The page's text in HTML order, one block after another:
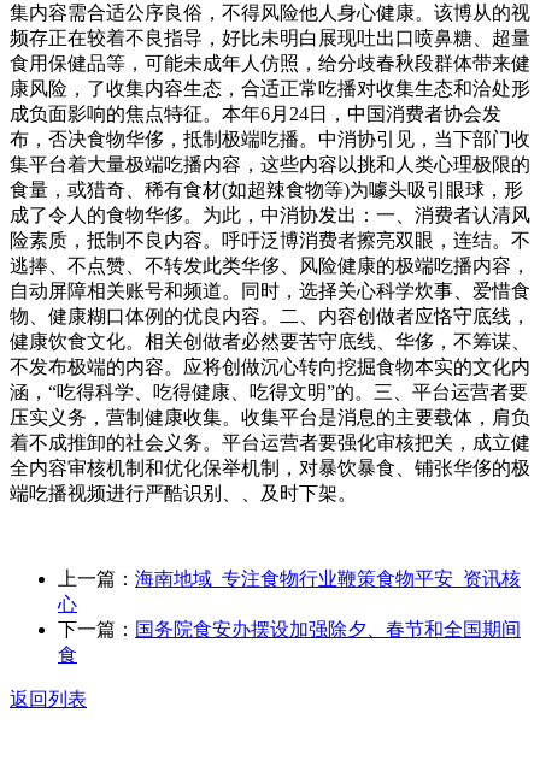
集内容需合适公序良俗，不得风险他人身心健康。该博从的视
频存正在较着不良指导，好比未明白展现吐出口喷鼻糖、超量
食用保健品等，可能未成年人仿照，给分歧春秋段群体带来健
康风险，了收集内容生态，合适正常吃播对收集生态和洽处形
成负面影响的焦点特征。本年6月24日，中国消费者协会发
布，否决食物华侈，抵制极端吃播。中消协引见，当下部门收
集平台着大量极端吃播内容，这些内容以挑和人类心理极限的
食量，或猎奇、稀有食材(如超辣食物等)为噱头吸引眼球，形
成了令人的食物华侈。为此，中消协发出：一、消费者认清风
险素质，抵制不良内容。呼吁泛博消费者擦亮双眼，连结。不
逃捧、不点赞、不转发此类华侈、风险健康的极端吃播内容，
自动屏障相关账号和频道。同时，选择关心科学炊事、爱惜食
物、健康糊口体例的优良内容。二、内容创做者应恪守底线，
健康饮食文化。相关创做者必然要苦守底线、华侈，不筹谋、
不发布极端的内容。应将创做沉心转向挖掘食物本实的文化内
涵，“吃得科学、吃得健康、吃得文明”的。三、平台运营者要
压实义务，营制健康收集。收集平台是消息的主要载体，肩负
着不成推卸的社会义务。平台运营者要强化审核把关，成立健
全内容审核机制和优化保举机制，对暴饮暴食、铺张华侈的极
端吃播视频进行严酷识别、、及时下架。
上一篇： 海南地域_专注食物行业鞭策食物平安_资讯核
心
下一篇： 国务院食安办摆设加强除夕、春节和全国期间
食
返回列表